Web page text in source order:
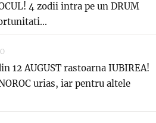
4 zodii intra pe un DRUM
12 AUGUST rastoarna IUBIREA!
urias, iar pentru altele